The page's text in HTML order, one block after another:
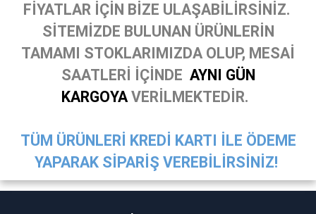
FİYATLAR İÇİN BİZE ULAŞABİLİRSİNİZ.
SİTEMİZDE BULUNAN ÜRÜNLERİN
TAMAMI STOKLARIMIZDA OLUP, MESAİ
SAATLERİ İÇİNDE AYNI GÜN
KARGOYA VERİLMEKTEDİR.
TÜM ÜRÜNLERİ KREDİ KARTI İLE ÖDEME
YAPARAK SİPARİŞ VEREBİLİRSİNİZ!